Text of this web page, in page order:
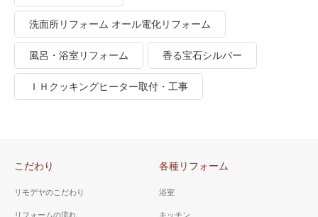
洗面所リフォーム オール電化リフォーム
風呂・浴室リフォーム 香る宝石シルバー
ＩＨクッキングヒーター取付・工事
こだわり
リモデヤのこだわり
リフォームの流れ
各種リフォーム
浴室
キッチン